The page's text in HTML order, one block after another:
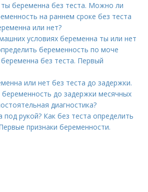
ты беременна без теста. Можно ли
на раннем сроке без теста
или нет?
условиях беременна ты или нет
беременность по моче
без теста. Первый
или нет без теста до задержки.
беременность до задержки месячных
диагностика?
под рукой? Как без теста определить
признаки беременности.